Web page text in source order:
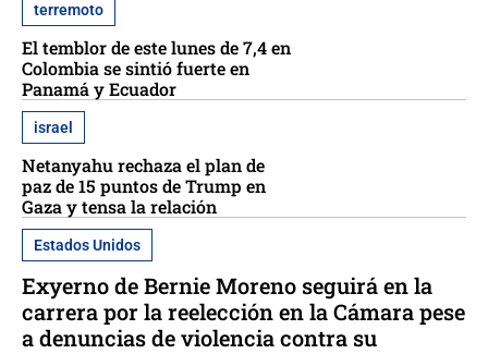
terremoto
El temblor de este lunes de 7,4 en
Colombia se sintió fuerte en
Panamá y Ecuador
israel
Netanyahu rechaza el plan de
paz de 15 puntos de Trump en
Gaza y tensa la relación
Estados Unidos
Exyerno de Bernie Moreno seguirá en la
carrera por la reelección en la Cámara pese
a denuncias de violencia contra su